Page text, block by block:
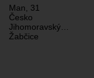
Man , 31
Česko
Jihomoravský…
Žabčice